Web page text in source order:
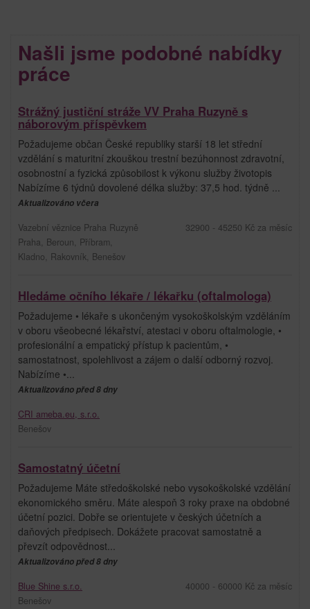
Našli jsme podobné nabídky
práce
Strážný justiční stráže VV Praha Ruzyně s
náborovým příspěvkem
Požadujeme občan České republiky starší 18 let střední
vzdělání s maturitní zkouškou trestní bezúhonnost zdravotní,
osobnostní a fyzická způsobilost k výkonu služby životopis
Nabízíme 6 týdnů dovolené délka služby: 37,5 hod. týdně ...
Aktualizováno včera
Vazební věznice Praha Ruzyně
Praha, Beroun, Příbram,
Kladno, Rakovník, Benešov
32900 - 45250 Kč za měsíc
Hledáme očního lékaře / lékařku (oftalmologa)
Požadujeme • lékaře s ukončeným vysokoškolským vzděláním
v oboru všeobecné lékařství, atestaci v oboru oftalmologie, •
profesionální a empatický přístup k pacientům, •
samostatnost, spolehlivost a zájem o další odborný rozvoj.
Nabízíme •...
Aktualizováno před 8 dny
CRI ameba.eu, s.r.o.
Benešov
Samostatný účetní
Požadujeme Máte středoškolské nebo vysokoškolské vzdělání
ekonomického směru. Máte alespoň 3 roky praxe na obdobné
účetní pozici. Dobře se orientujete v českých účetních a
daňových předpisech. Dokážete pracovat samostatně a
převzít odpovědnost...
Aktualizováno před 8 dny
Blue Shine s.r.o.
Benešov
40000 - 60000 Kč za měsíc